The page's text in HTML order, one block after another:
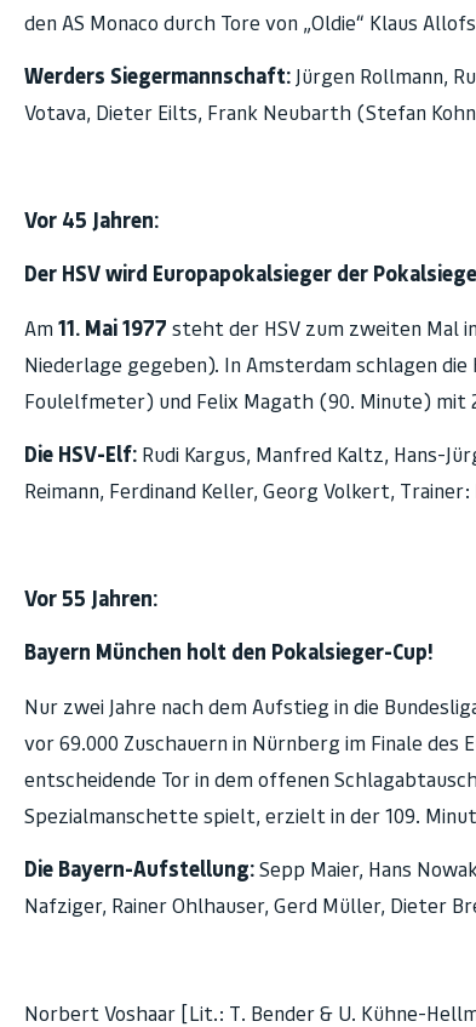
den AS Monaco durch Tore von „Oldie“ Klaus
Werders Siegermannschaft: Jürgen Rollmann,
Votava, Dieter Eilts, Frank Neubarth (Stefan
Vor 45 Jahren:
Der HSV wird Europapokalsieger der
Am 11. Mai 1977 steht der HSV zum zweiten Mal
Niederlage gegeben). In Amsterdam schlagen
Foulelfmeter) und Felix Magath (90. Minute) mit
Die HSV-Elf: Rudi Kargus, Manfred Kaltz, Hans-
Reimann, Ferdinand Keller, Georg Volkert,
Vor 55 Jahren:
Bayern München holt den Pokalsieger-Cup!
Nur zwei Jahre nach dem Aufstieg in die
vor 69.000 Zuschauern in Nürnberg im Finale des
entscheidende Tor in dem offenen
Spezialmanschette spielt, erzielt in der 109.
Die Bayern-Aufstellung: Sepp Maier, Hans
Nafziger, Rainer Ohlhauser, Gerd Müller, Dieter
Norbert Voshaar [Lit.: T. Bender & U. Kühne-